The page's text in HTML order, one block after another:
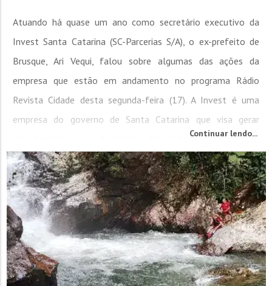
Atuando há quase um ano como secretário executivo da
Invest Santa Catarina (SC-Parcerias S/A), o ex-prefeito de
Brusque, Ari Vequi, falou sobre algumas das ações da
empresa que estão em andamento no programa Rádio
Revista Cidade desta segunda-feira (17). A Invest é uma
empresa do governo de Santa Catarina que visa gerar
investimentos no território do Estado, através de
participações societárias, ou pela...
Continuar lendo...